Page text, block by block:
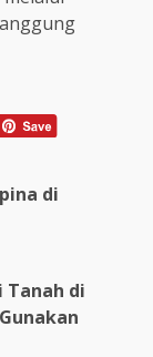
di
Tanah di